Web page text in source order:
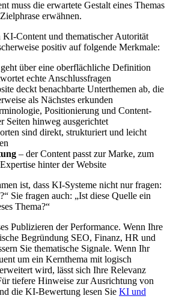
muss die erwartete Gestalt eines Themas
erwähnen.
Content und thematischer Autorität
positiv auf folgende Merkmale:
über eine oberflächliche Definition
echte Anschlussfragen
deckt benachbarte Unterthemen ab, die
als Nächstes erkunden
Positionierung und Content-
Seiten hinweg ausgerichtet
sind direkt, strukturiert und leicht
– der Content passt zur Marke, zum
hinter der Website
ist, dass KI-Systeme nicht nur fragen:
Sie fragen auch: „Ist diese Quelle ein
Thema?“
Publizieren der Performance. Wenn Ihre
Begründung SEO, Finanz, HR und
Sie thematische Signale. Wenn Ihr
um ein Kernthema mit logisch
wird, lässt sich Ihre Relevanz
tiefere Hinweise zur Ausrichtung von
die KI-Bewertung lesen Sie KI und